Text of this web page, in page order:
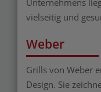
vielseitig und
Weber
Grills von Weber
Design. Sie